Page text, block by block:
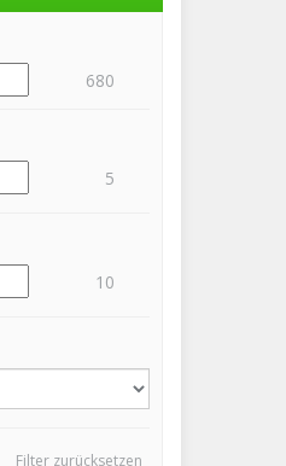
680
5
10
Filter zurücksetzen